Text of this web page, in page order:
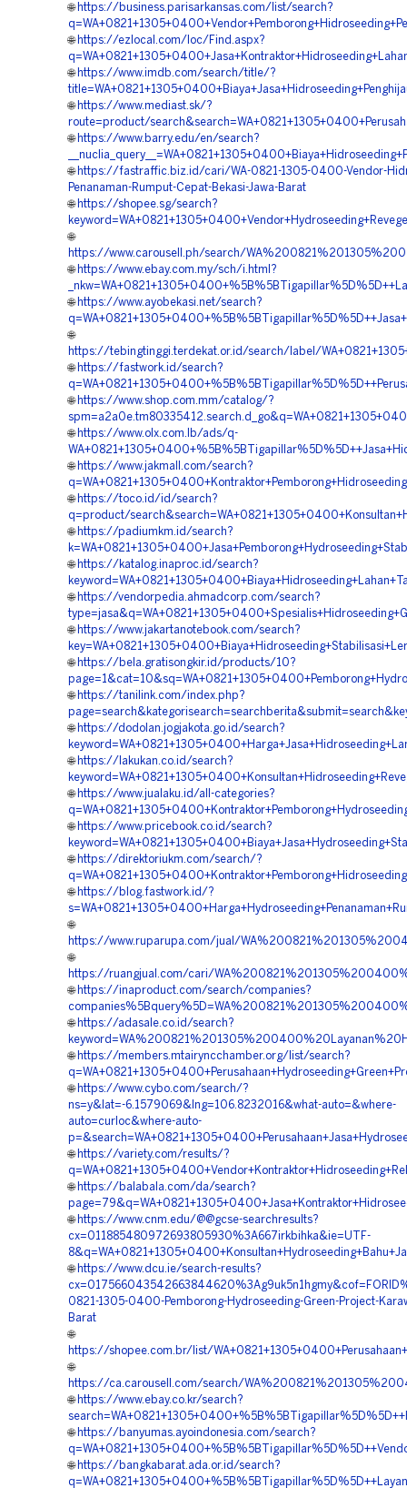
🌐 https://business.parisarkansas.com/list/search?
🌐 https://ezlocal.com/loc/Find.aspx?
🌐 https://www.imdb.com/search/title/?
🌐 https://www.mediast.sk/?
route=product/
🌐 https://www.barry.edu/en/search?
🌐 https://fastraffic.biz.id/cari/WA-0821-1305-0400-Vendor-
Penanaman-Rumput-Cepat-Bekasi-Jawa-Barat
🌐 https://shopee.sg/search?
🌐
https://www.carousell.ph/search/
🌐 https://www.ebay.com.my/sch/i.html?
🌐 https://www.ayobekasi.net/search?
🌐
https://tebingtinggi.terdekat.or.id/search/label/
🌐 https://fastwork.id/search?
🌐 https://www.shop.com.mm/catalog/?
🌐 https://www.olx.com.lb/ads/q-
🌐 https://www.jakmall.com/search?
🌐 https://toco.id/id/search?
q=product/
🌐 https://padiumkm.id/search?
🌐 https://katalog.inaproc.id/search?
🌐 https://vendorpedia.ahmadcorp.com/search?
🌐 https://www.jakartanotebook.com/search?
🌐 https://bela.gratisongkir.id/products/10?
🌐 https://tanilink.com/index.php?
🌐 https://dodolan.jogjakota.go.id/search?
🌐 https://lakukan.co.id/search?
🌐 https://www.jualaku.id/all-categories?
🌐 https://www.pricebook.co.id/search?
🌐 https://direktoriukm.com/search/?
🌐 https://blog.fastwork.id/?
🌐
https://www.ruparupa.com/jual/
🌐
https://ruangjual.com/cari/
🌐 https://inaproduct.com/search/companies?
🌐 https://adasale.co.id/search?
🌐 https://members.mtairyncchamber.org/list/search?
🌐 https://www.cybo.com/search/?
ns=y&lat=-6.1579069&lng=106.8232016&what-auto=&where-
auto=curloc&where-auto-
🌐 https://variety.com/results/?
🌐 https://balabala.com/da/search?
🌐 https://www.cnm.edu/@@gcse-searchresults?
cx=011885480972693805930%3A667irkbihka&ie=UTF-
🌐 https://www.dcu.ie/search-results?
0821-1305-0400-Pemborong-Hydroseeding-Green-Project-
Barat
🌐
https://shopee.com.br/list/
🌐
https://ca.carousell.com/search/
🌐 https://www.ebay.co.kr/search?
🌐 https://banyumas.ayoindonesia.com/search?
🌐 https://bangkabarat.ada.or.id/search?